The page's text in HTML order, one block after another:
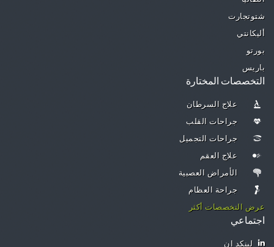
شتوتجارت
أليكانتي
بورتو
باريس
التخصصات المختارة
علاج السرطان
جراحات القلب
جراحات التجميل
علاج العقم
الأمراض العصبية
جراحة العظام
عرض التخصصات أكثر
اجتماعي
لينكد إن